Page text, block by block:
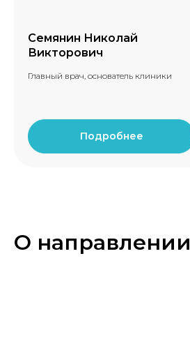
Семянин Николай
Викторович
Главный врач, основатель клиники
Подробнее
О направлении